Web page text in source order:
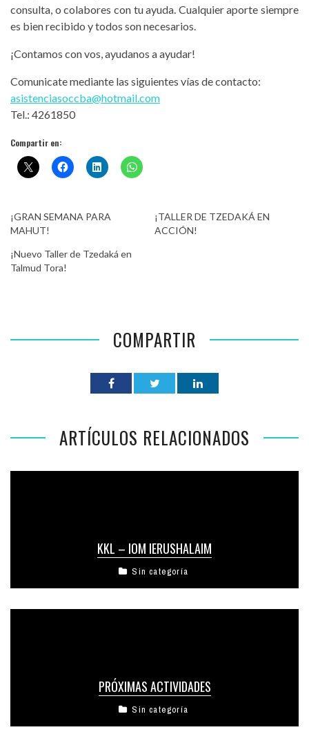
consulta, o colabores con tu ayuda. Cualquier aporte siempre
es bien recibido y todos son necesarios.
¡Contamos con vos, ayudanos a ayudar!
Comunicate mediante las siguientes vías de contacto:
asistenciasoccba@hotmail.com
Tel.: 4261850
Compartir en:
¡GRAN SEMANA PARA
MAHUT!
¡TALLER DE TZEDAKÁ EN
ACCIÓN!
¡Nuevo Taller de Tzedaká en
Talmud Tora!
COMPARTIR
ARTÍCULOS RELACIONADOS
KKL – IOM IERUSHALAIM
Sin categoría
PRÓXIMAS ACTIVIDADES
Sin categoría